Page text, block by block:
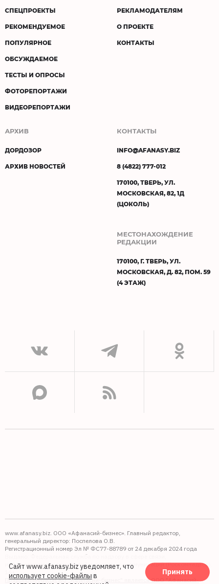
СПЕЦПРОЕКТЫ
РЕКОМЕНДУЕМОЕ
ПОПУЛЯРНОЕ
ОБСУЖДАЕМОЕ
ТЕСТЫ И ОПРОСЫ
ФОТОРЕПОРТАЖИ
ВИДЕОРЕПОРТАЖИ
РЕКЛАМОДАТЕЛЯМ
О ПРОЕКТЕ
КОНТАКТЫ
АРХИВ
ДОРДОЗОР
АРХИВ НОВОСТЕЙ
КОНТАКТЫ
INFO@AFANASY.BIZ
8 (4822) 777-012
170100, ТВЕРЬ, УЛ.
МОСКОВСКАЯ, 82, 1Д
(ЦОКОЛЬ)
МЕСТОНАХОЖДЕНИЕ
РЕДАКЦИИ
170100, Г. ТВЕРЬ, УЛ.
МОСКОВСКАЯ, Д. 82, ПОМ. 59
(4 ЭТАЖ)
www.afanasy.biz. ООО «Афанасий-бизнес». Главный редактор,
генеральный директор: Поспелова О.В.
Регистрационный номер Эл № ФС77-88789 от 24 декабря 2024 года
Выдано: Федеральная служба по надзору в сфере связи,
информационных технологий и массовых коммуникаций (Роскомнадзор).
Правопреемником АО "Афанасий-бизнес" является ООО "Афанасий-
Сайт www.afanasy.biz уведомляет, что
использует cookie-файлы в
Принять